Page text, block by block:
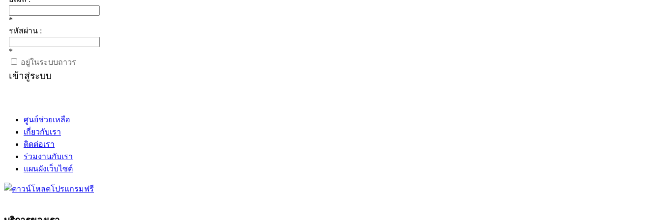
*
รหัสผ่าน :
*
อยู่ในระบบถาวร
เข้าสู่ระบบ
ศูนย์ช่วยเหลือ
เกี่ยวกับเรา
ติดต่อเรา
ร่วมงานกับเรา
แผนผังเว็บไซต์